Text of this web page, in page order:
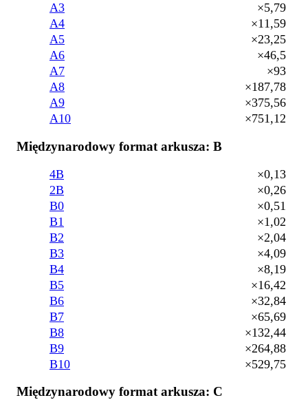
A3
×5,79
A4
×11,59
A5
×23,25
A6
×46,5
A7
×93
A8
×187,78
A9
×375,56
A10
×751,12
Międzynarodowy format arkusza: B
4B
×0,13
2B
×0,26
B0
×0,51
B1
×1,02
B2
×2,04
B3
×4,09
B4
×8,19
B5
×16,42
B6
×32,84
B7
×65,69
B8
×132,44
B9
×264,88
B10
×529,75
Międzynarodowy format arkusza: C